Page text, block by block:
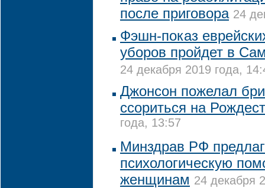
после приговора 24
Фэшн-показ
уборов пройдет в
24 декабря 2019 года,
Джонсон пожелал
ссориться на
года, 13:57
Минздрав РФ
психологическую
женщинам 24 декабря